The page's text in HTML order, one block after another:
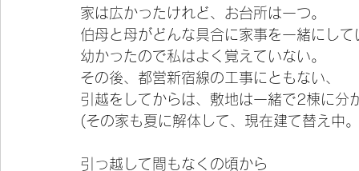
家は広かったけれど、お台所は一つ。
伯母と母がどんな具合に家事を一緒にして
幼かったので私はよく覚えていない。
その後、都営新宿線の工事にともない、
引越をしてからは、敷地は一緒で2棟に分
(その家も夏に解体して、現在建て替え中
引っ越して間もなくの頃から